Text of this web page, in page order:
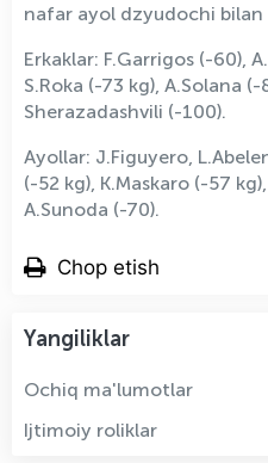
nafar ayol dzyudochi
Erkaklar: F.Garrigos (-60),
S.Roka (-73 kg), A.Solana
Sherazadashvili (-100).
Ayollar: J.Figuyero,
(-52 kg), K.Maskaro (-57
A.Sunoda (-70).
Chop etish
Yangiliklar
Ochiq ma'lumotlar
Ijtimoiy roliklar